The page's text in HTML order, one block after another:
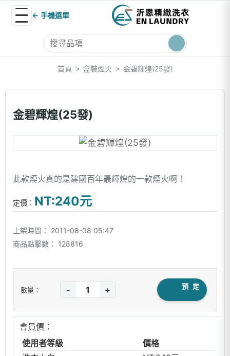
← 手機選單
首頁 > 盒裝煙火 > 金碧輝煌(25發)
金碧輝煌(25發)
此款煙火真的是建國百年最輝煌的一款煙火啊！
定價： NT:240元
上架時間：
2011-08-08 05:47
商品點擊數：
128816
數量： - + 預 定
會員價：
使用者等級
價格